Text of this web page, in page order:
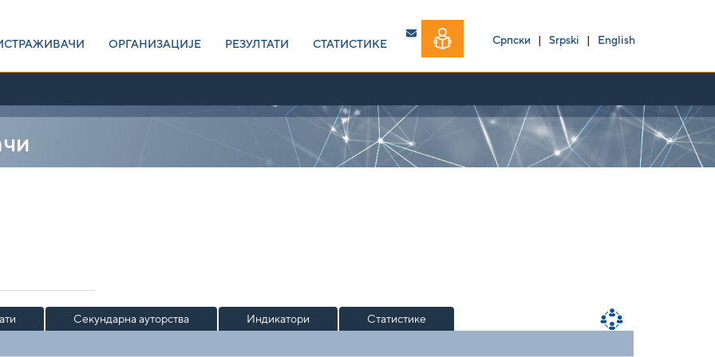
ОРГАНИЗАЦИЈЕ РЕЗУЛТАТИ СТАТИСТИКЕ Српски |Srpski | English
Секундарна ауторства Индикатори Статистике